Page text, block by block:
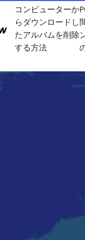
コンピューターか
らダウンロードし
たアルバムを削除
する方法